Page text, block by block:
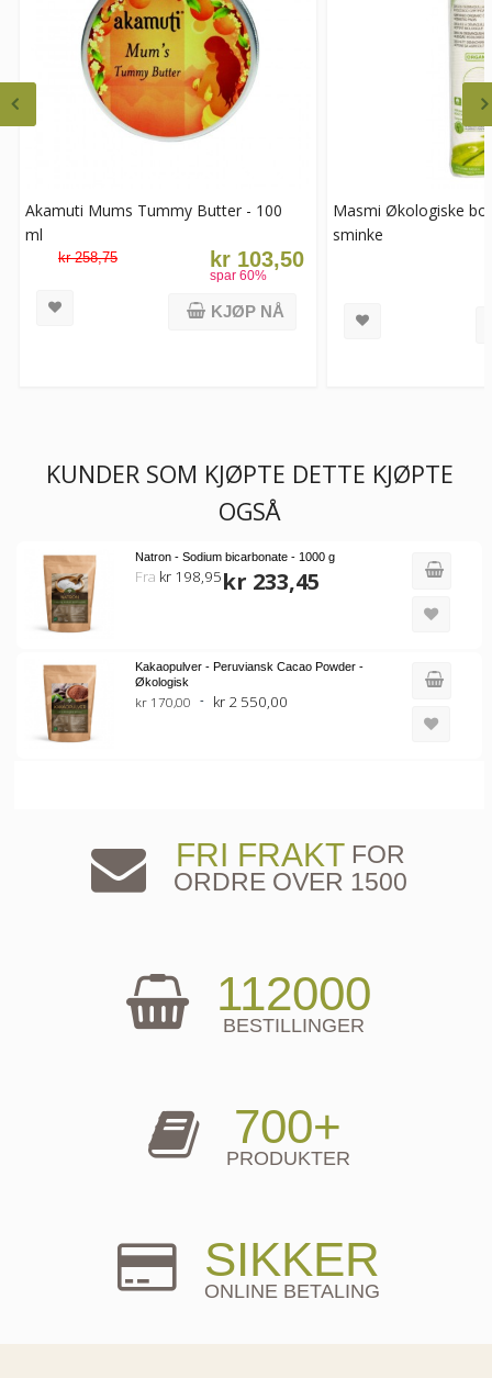
Akamuti Mums Tummy Butter - 100
ml
kr 258,75 kr 103,50
spar 60%
KJØP NÅ
Masmi Økologiske
sminke
KUNDER SOM KJØPTE DETTE KJØPTE
OGSÅ
Natron - Sodium bicarbonate - 1000 g
kr 233,45
Fra kr 198,95
Kakaopulver - Peruviansk Cacao Powder -
Økologisk
kr 170,00 kr 2 550,00
FRI FRAKTFOR
ORDRE OVER 1500
112000
BESTILLINGER
700+
PRODUKTER
SIKKER
ONLINE BETALING